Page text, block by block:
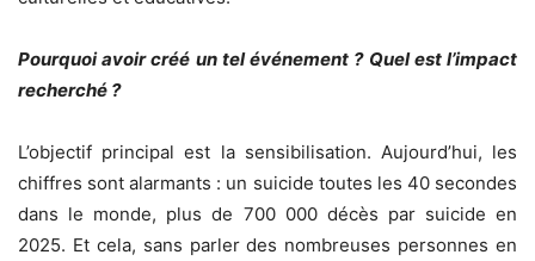
Pourquoi avoir créé un tel événement ? Quel est l’impact
recherché ?
L’objectif principal est la sensibilisation. Aujourd’hui, les
chiffres sont alarmants : un suicide toutes les 40 secondes
dans le monde, plus de 700 000 décès par suicide en
2025. Et cela, sans parler des nombreuses personnes en